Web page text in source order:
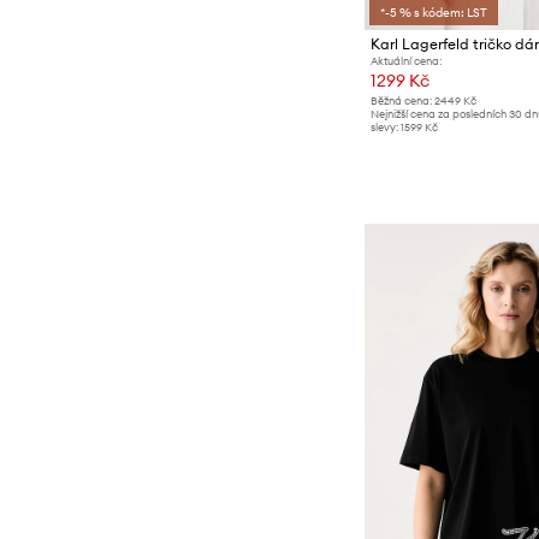
*-5 % s kódem: LST
Aktuální cena:
1299 Kč
Běžná cena: 2449 Kč
Nejnižší cena za posledních 30
slevy: 1599 Kč